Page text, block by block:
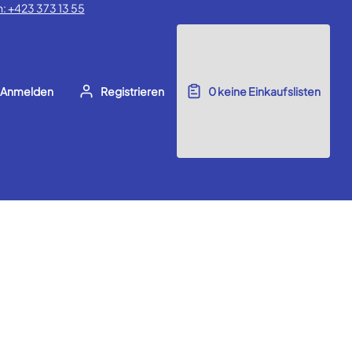
+423 373 13 55
Anmelden Registrieren 0keine Einkaufslisten